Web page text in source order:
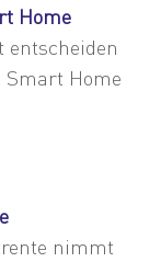
Home
Home
nimmt